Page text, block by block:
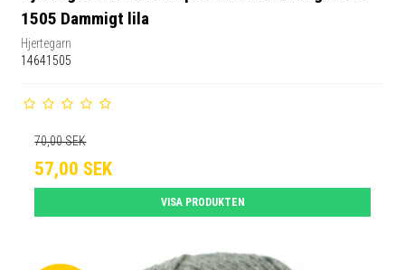
1505 Dammigt lila
Hjertegarn
14641505
70,00 SEK
57,00 SEK
VISA PRODUKTEN